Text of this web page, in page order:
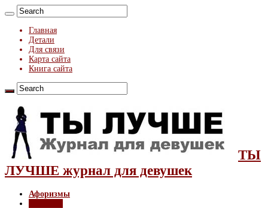
Главная
Детали
Для связи
Карта сайта
Книга сайта
ТЫ
ЛУЧШЕ журнал для девушек
Афоризмы